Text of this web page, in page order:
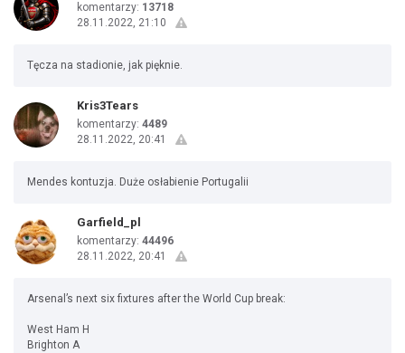
komentarzy: 13718
28.11.2022, 21:10
Tęcza na stadionie, jak pięknie.
Kris3Tears
komentarzy: 4489
28.11.2022, 20:41
Mendes kontuzja. Duże osłabienie Portugalii
Garfield_pl
komentarzy: 44496
28.11.2022, 20:41
Arsenal’s next six fixtures after the World Cup break:
West Ham H
Brighton A